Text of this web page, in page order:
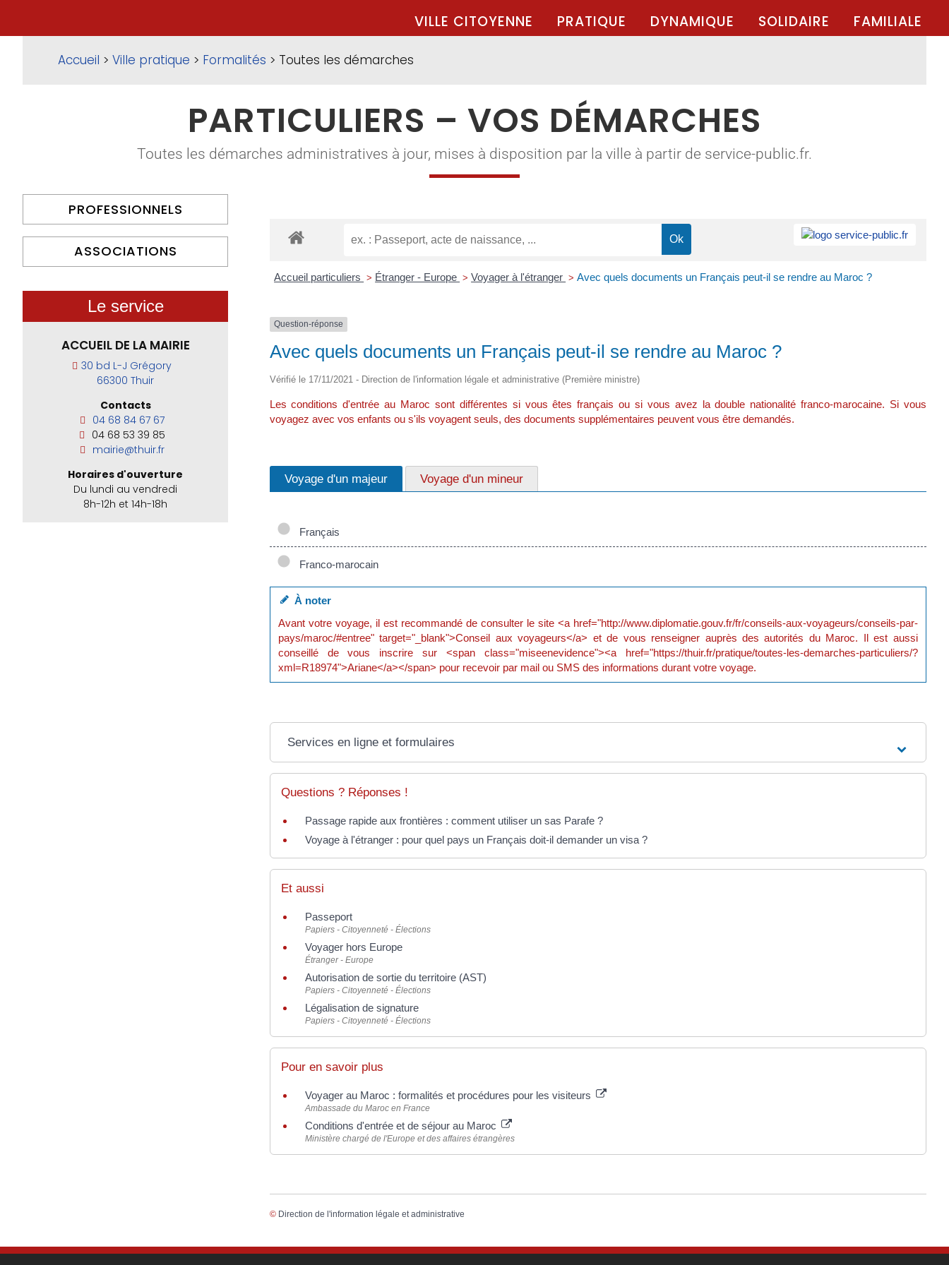
VILLE CITOYENNE PRATIQUE DYNAMIQUE SOLIDAIRE FAMILIALE
Accueil > Ville pratique > Formalités > Toutes les démarches
PARTICULIERS – VOS DÉMARCHES
Toutes les démarches administratives à jour, mises à disposition par la ville à partir de service-public.fr.
PROFESSIONNELS
ASSOCIATIONS
Le service
ACCUEIL DE LA MAIRIE
30 bd L-J Grégory
66300 Thuir
Contacts
04 68 84 67 67
04 68 53 39 85
mairie@thuir.fr
Horaires d'ouverture
Du lundi au vendredi
8h-12h et 14h-18h
Accueil particuliers > Étranger - Europe > Voyager à l'étranger > Avec quels documents un Français peut-il se rendre au Maroc ?
Question-réponse
Avec quels documents un Français peut-il se rendre au Maroc ?
Vérifié le 17/11/2021 - Direction de l'information légale et administrative (Première ministre)
Les conditions d'entrée au Maroc sont différentes si vous êtes français ou si vous avez la double nationalité franco-marocaine. Si vous
voyagez avec vos enfants ou s'ils voyagent seuls, des documents supplémentaires peuvent vous être demandés.
Voyage d'un majeur Voyage d'un mineur
Français
Franco-marocain
À noter
Avant votre voyage, il est recommandé de consulter le site <a href="http://www.diplomatie.gouv.fr/fr/conseils-aux-voyageurs/conseils-par-
pays/maroc/#entree" target="_blank">Conseil aux voyageurs</a> et de vous renseigner auprès des autorités du Maroc. Il est aussi
conseillé de vous inscrire sur <span class="miseenevidence"><a href="https://thuir.fr/pratique/toutes-les-demarches-particuliers/?
xml=R18974">Ariane</a></span> pour recevoir par mail ou SMS des informations durant votre voyage.
Services en ligne et formulaires
Questions ? Réponses !
Passage rapide aux frontières : comment utiliser un sas Parafe ?
Voyage à l'étranger : pour quel pays un Français doit-il demander un visa ?
Et aussi
Passeport
Papiers - Citoyenneté - Élections
Voyager hors Europe
Étranger - Europe
Autorisation de sortie du territoire (AST)
Papiers - Citoyenneté - Élections
Légalisation de signature
Papiers - Citoyenneté - Élections
Pour en savoir plus
Voyager au Maroc : formalités et procédures pour les visiteurs
Ambassade du Maroc en France
Conditions d'entrée et de séjour au Maroc
Ministère chargé de l'Europe et des affaires étrangères
© Direction de l'information légale et administrative